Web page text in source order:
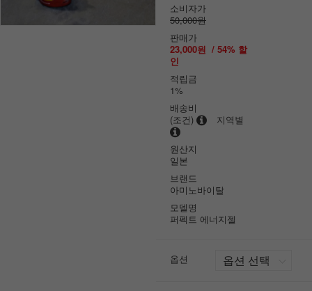
소비자가
50,000원
판매가
23,000원 / 54% 할
인
적립금
1%
배송비
(조건)
지역별
원산지
일본
브랜드
아미노바이탈
모델명
퍼펙트 에너지젤
옵션